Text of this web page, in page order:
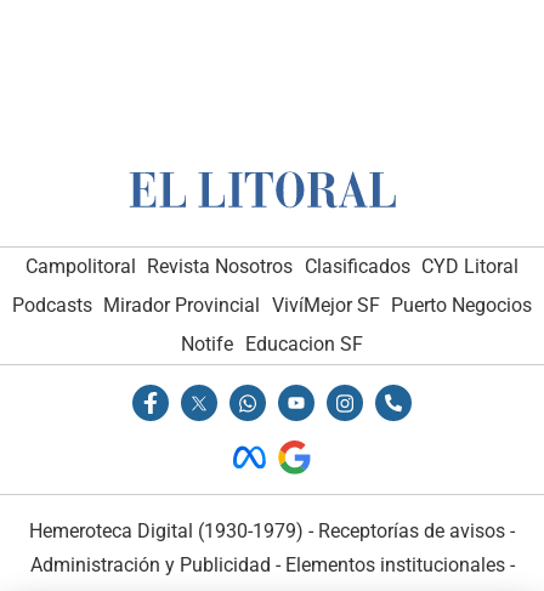
Campolitoral Revista Nosotros Clasificados CYD Litoral
Podcasts Mirador Provincial VivíMejor SF Puerto Negocios
Notife Educacion SF
Hemeroteca Digital (1930-1979) - Receptorías de avisos -
Administración y Publicidad - Elementos institucionales-